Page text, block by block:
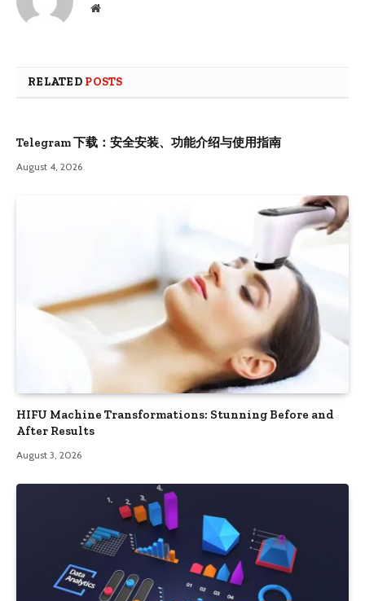
Website
RELATED POSTS
Telegram 下载：安全安装、功能介绍与使用指南
August 4, 2026
HIFU Machine Transformations: Stunning Before and
After Results
August 3, 2026